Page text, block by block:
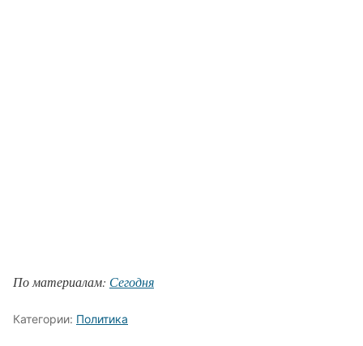
По материалам: Сегодня
Категории: Политика